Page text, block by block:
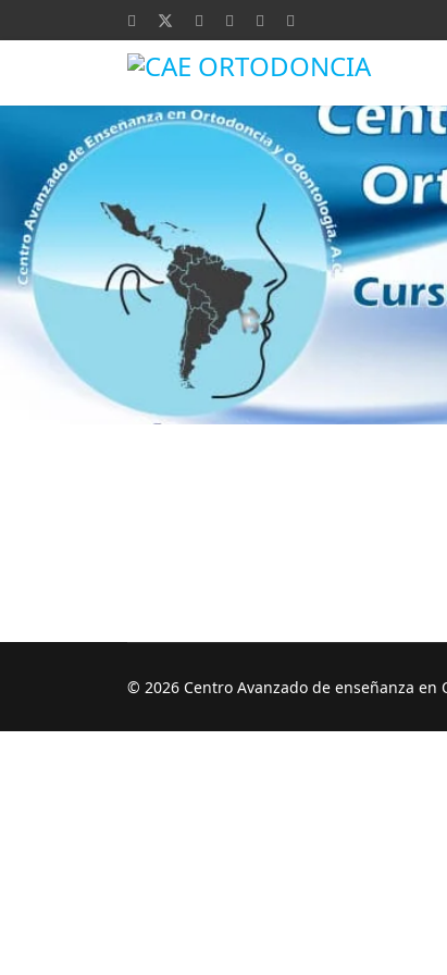
© 2026 Centro Avanzado de enseñanza en